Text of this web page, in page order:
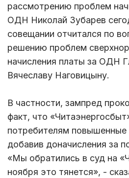
рассмотрению проблем
ОДН Николай Зубарев
совещании отчитался по
решению проблем
начисления платы за ОДН
Вячеславу Наговицыну.
В частности, зампред
факт, что
потребителям
добавив доначисления за
«Мы обратились в суд на
ноября это тянется», -